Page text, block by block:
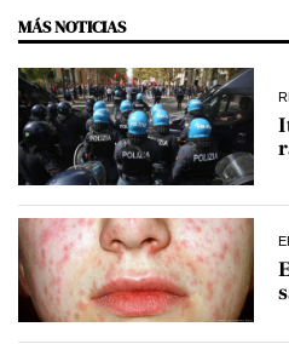
MÁS NOTICIAS